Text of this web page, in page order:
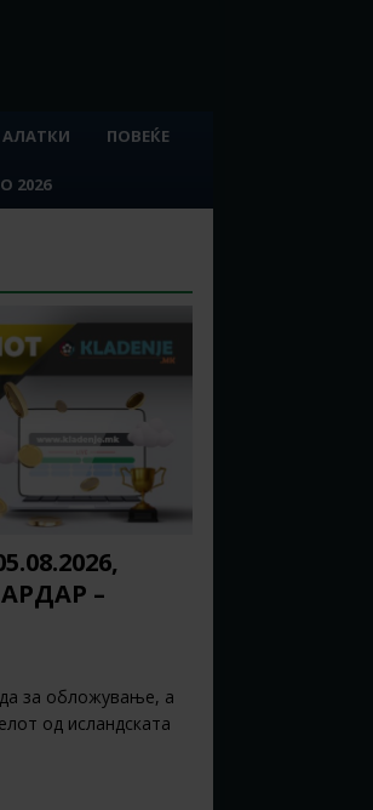
ПОВЕЌЕ
2026
–
за обложување, а
од исландската